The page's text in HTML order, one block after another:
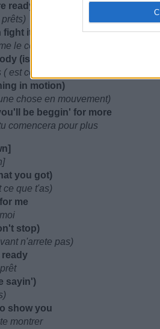
ready)
it no more
le combattre
(is like a potion)
est comme une potion)
in motion)
chose en mouvement)
be beggin' for more
comencera pour plus
you got)
ce que t'as)
me
stop)
n'arrete pas)
ready
sayin')
show you
montrer